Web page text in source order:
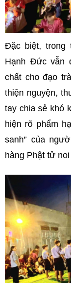
Đặc biệt, trong
Hạnh Đức vẫn
chất cho đạo
thiện nguyện,
tay chia sẻ khó
hiện rõ phẩm
sanh” của
hàng Phật tử